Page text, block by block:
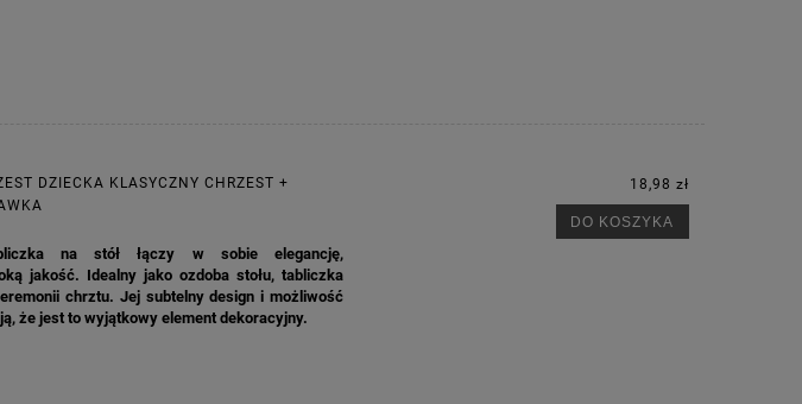
DZIECKA KLASYCZNY CHRZEST +
na stół łączy w sobie elegancję,
jakość. Idealny jako ozdoba stołu, tabliczka
chrztu. Jej subtelny design i możliwość
że jest to wyjątkowy element dekoracyjny.
18,98 zł
DO KOSZYKA